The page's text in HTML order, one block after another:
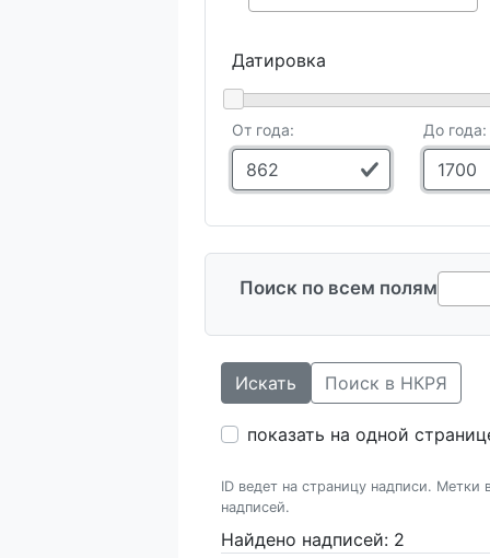
Датировка
От года: До года:
Поиск по всем полям
Искать Поиск в НКРЯ
показать на одной
ID ведет на страницу надписи. Метки
надписей.
Найдено надписей: 2